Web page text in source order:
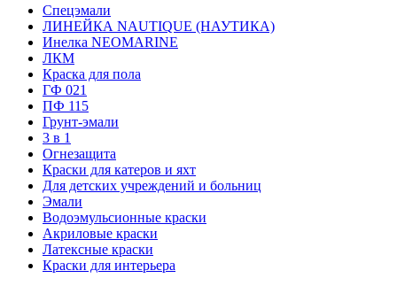
Спецэмали
ЛИНЕЙКА NAUTIQUE (НАУТИКА)
Инелка NEOMARINE
ЛКМ
Краска для пола
ГФ 021
ПФ 115
Грунт-эмали
3 в 1
Огнезащита
Краски для катеров и яхт
Для детских учреждений и больниц
Эмали
Водоэмульсионные краски
Акриловые краски
Латексные краски
Краски для интерьера